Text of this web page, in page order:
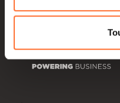
Pour de plus amples
nous utilisons
Charte d’usage des